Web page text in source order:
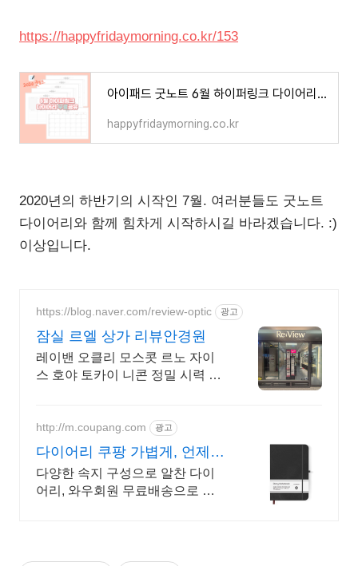
https://happyfridaymorning.co.kr/153
아이패드 굿노트 6월 하이퍼링크 다이어리 속지 무료 공유 (하이퍼링크 속지 만드는 방법)
happyfridaymorning.co.kr
2020년의 하반기의 시작인 7월. 여러분들도 굿노트
다이어리와 함께 힘차게 시작하시길 바라겠습니다. :)
이상입니다.
https://blog.naver.com/review-optic 광고
잠실 르엘 상가 리뷰안경원
레이밴 오클리 모스콧 르노 자이
스 호야 토카이 니콘 정밀 시력 검
안경, 맞춤 피팅
http://m.coupang.com 광고
다이어리 쿠팡 가볍게, 언제든
간편하게
다양한 속지 구성으로 알찬 다이
어리, 와우회원 무료배송으로 편